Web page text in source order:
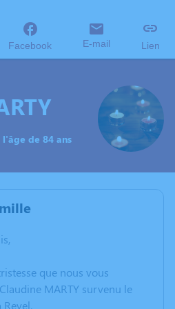
Facebook E-mail Lien
de 84 ans
que nous vous
MARTY survenu le